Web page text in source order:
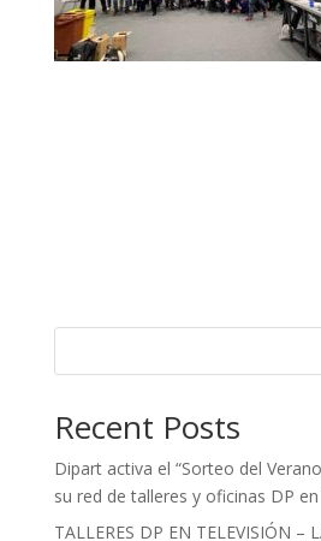
Recent Posts
Dipart activa el “Sorteo del
su red de talleres y oficinas DP
TALLERES DP EN TELEVISIÓN –